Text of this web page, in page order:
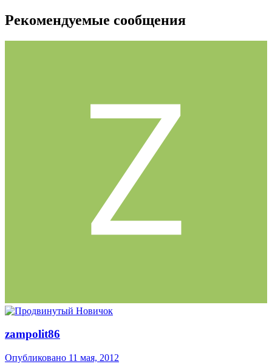
Рекомендуемые сообщения
zampolit86
Опубликовано 11 мая, 2012